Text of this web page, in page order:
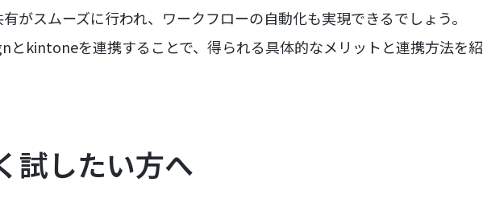
がスムーズに行われ、ワークフローの自動化も実現できるでしょう。
とkintoneを連携することで、得られる具体的なメリットと連携方法を紹
試したい方へ